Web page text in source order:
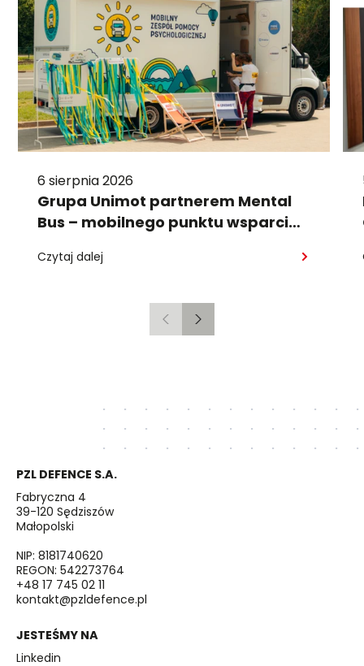
6 sierpnia 2026
Grupa Unimot partnerem Mental
Bus – mobilnego punktu wsparcia
Czytaj dalej
PoprzedniNastępny
PZL DEFENCE S.A.
Fabryczna 4
39-120 Sędziszów
Małopolski
NIP: 8181740620
REGON: 542273764
+48 17 745 02 11
kontakt@pzldefence.pl
JESTEŚMY NA
Linkedin